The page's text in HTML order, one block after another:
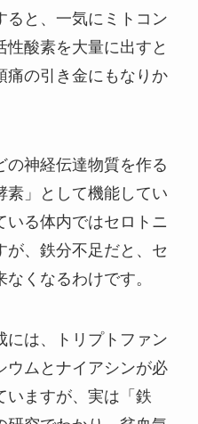
ると、一気にミトコン
性酸素を大量に出すと
痛の引き金にもなりか
の神経伝達物質を作る
素」として機能してい
いる体内ではセロトニ
が、鉄分不足だと、セ
くなるわけです。
には、トリプトファン
ウムとナイアシンが必
いますが、実は「鉄